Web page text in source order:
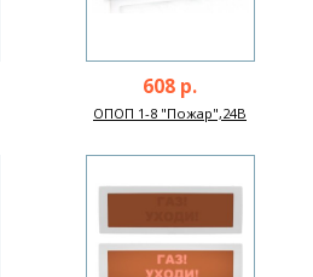
608 р.
ОПОП 1-8 "Пожар",24В